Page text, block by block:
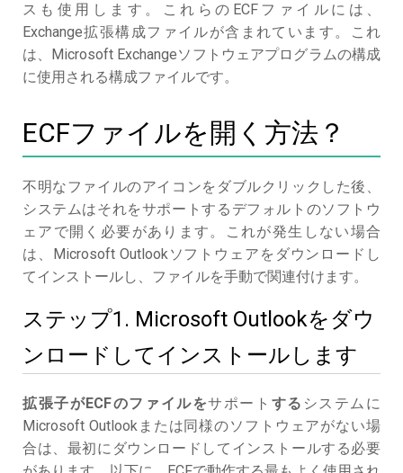
スも使用します。これらのECFファイルには、
Exchange拡張構成ファイルが含まれています。これ
は、Microsoft Exchangeソフトウェアプログラムの構成
に使用される構成ファイルです。
ECFファイルを開く方法？
不明なファイルのアイコンをダブルクリックした後、
システムはそれをサポートするデフォルトのソフトウ
ェアで開く必要があります。これが発生しない場合
は、Microsoft Outlookソフトウェアをダウンロードし
てインストールし、ファイルを手動で関連付けます。
ステップ1. Microsoft Outlookをダウ
ンロードしてインストールします
拡張子がECFのファイルをサポート する システムに
Microsoft Outlookまたは同様のソフトウェアがない場
合は、最初にダウンロードしてインストールする必要